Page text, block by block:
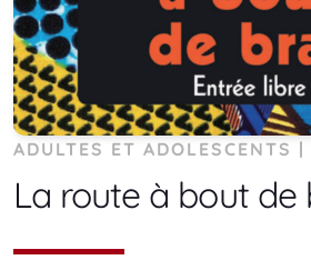
ADULTES ET ADOLESCENTS
La route à bout de